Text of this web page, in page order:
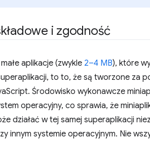
i zgodność
aplikacje (zwykle 2–4 MB), które
to to, że są tworzone za
Środowisko wykonawcze
operacyjny, co sprawia, że
działać w tej samej superaplikacji
innym systemie operacyjnym. Nie